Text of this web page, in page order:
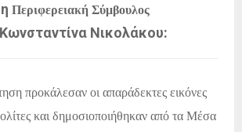
Περιφερειακή Σύμβουλος
Κωνσταντίνα Νικολάκου:
προκάλεσαν οι απαράδεκτες εικόνες
και δημοσιοποιήθηκαν από τα Μέσα